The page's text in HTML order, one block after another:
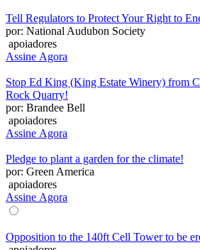
Tell Regulators to Protect Your Right to
por: National Audubon Society
apoiadores
Assine Agora
Stop Ed King (King Estate Winery) from
Rock Quarry!
por: Brandee Bell
apoiadores
Assine Agora
Pledge to plant a garden for the climate!
por: Green America
apoiadores
Assine Agora
Opposition to the 140ft Cell Tower to be